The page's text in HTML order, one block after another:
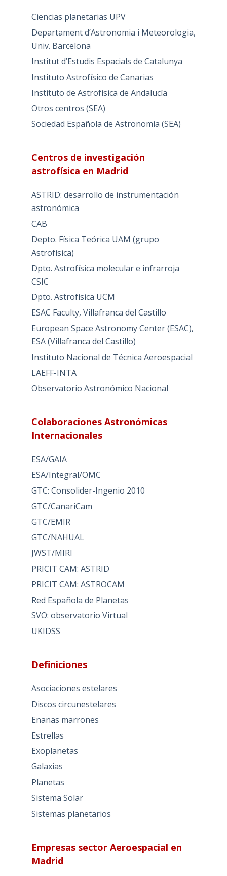
Ciencias planetarias UPV
Departament d’Astronomia i Meteorologia,
Univ. Barcelona
Institut d’Estudis Espacials de Catalunya
Instituto Astrofísico de Canarias
Instituto de Astrofísica de Andalucía
Otros centros (SEA)
Sociedad Española de Astronomía (SEA)
Centros de investigación
astrofísica en Madrid
ASTRID: desarrollo de instrumentación
astronómica
CAB
Depto. Física Teórica UAM (grupo
Astrofísica)
Dpto. Astrofísica molecular e infrarroja
CSIC
Dpto. Astrofísica UCM
ESAC Faculty, Villafranca del Castillo
European Space Astronomy Center (ESAC),
ESA (Villafranca del Castillo)
Instituto Nacional de Técnica Aeroespacial
LAEFF-INTA
Observatorio Astronómico Nacional
Colaboraciones Astronómicas
Internacionales
ESA/GAIA
ESA/Integral/OMC
GTC: Consolider-Ingenio 2010
GTC/CanariCam
GTC/EMIR
GTC/NAHUAL
JWST/MIRI
PRICIT CAM: ASTRID
PRICIT CAM: ASTROCAM
Red Española de Planetas
SVO: observatorio Virtual
UKIDSS
Definiciones
Asociaciones estelares
Discos circunestelares
Enanas marrones
Estrellas
Exoplanetas
Galaxias
Planetas
Sistema Solar
Sistemas planetarios
Empresas sector Aeroespacial en
Madrid